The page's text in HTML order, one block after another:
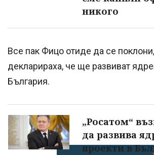
никого
Все пак Фицо отиде да се
декларираха, че ще развиват
България.
„Росатом“
да развива
проекти в